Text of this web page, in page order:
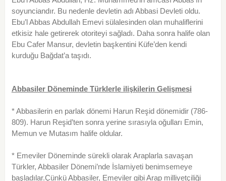
soyunciandır. Bu nedenle devletin adı Abbasi Devleti oldu.
Ebu’l Abbas Abdullah Emevi sülalesinden olan muhaliflerini
etkisiz hale getirerek otoriteyi sağladı. Daha sonra halife olan
Ebu Cafer Mansur, devletin başkentini Küfe’den kendi
kurduğu Bağdat’a taşıdı.
Abbasiler Döneminde Türklerle ilişkilerin Gelişmesi
* Abbasilerin en parlak dönemi Harun Reşid dönemidir (786-
809). Harun Reşid’ten sonra yerine sırasıyla oğulları Emin,
Memun ve Mutasım halife oldular.
* Emeviler Döneminde sürekli olarak Araplarla savaşan
Türkler, Abbasiler Dönemi’nde İslamiyeti benimsemeye
başladılar.Çünkü Abbasiler, Emeviler gibi Arap milliyetçiliği